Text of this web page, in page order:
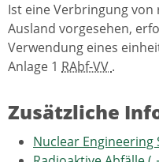
Ist eine Verbringung
Ausland vorgesehen,
Verwendung eines
Anlage 1 RAbf-VV .
Zusätzliche
Nuclear Engineering